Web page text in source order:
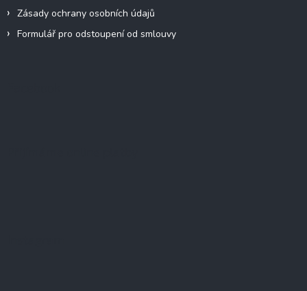
Zásady ochrany osobních údajů
Formulář pro odstoupení od smlouvy